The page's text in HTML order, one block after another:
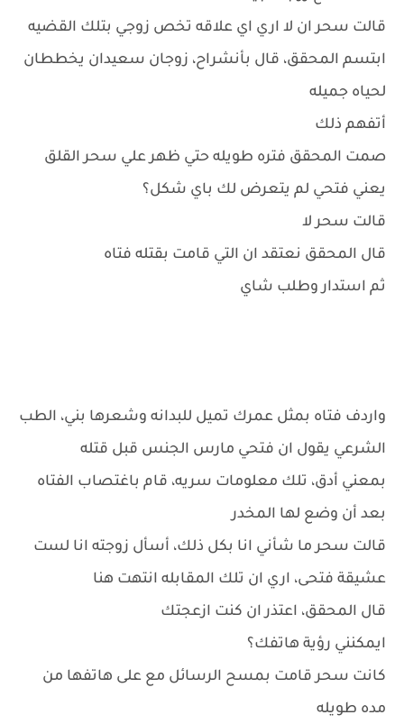
قالت سحر ان لا اري اي علاقه تخص زوجي بتلك القضيه
ابتسم المحقق، قال بأنشراح، زوجان سعيدان يخططان
لحياه جميله
أتفهم ذلك
صمت المحقق فتره طويله حتي ظهر علي سحر القلق
يعني فتحي لم يتعرض لك باي شكل؟
قالت سحر لا
قال المحقق نعتقد ان التي قامت بقتله فتاه
ثم استدار وطلب شاي
واردف فتاه بمثل عمرك تميل للبدانه وشعرها بني، الطب
الشرعي يقول ان فتحي مارس الجنس قبل قتله
بمعني أدق، تلك معلومات سريه، قام باغتصاب الفتاه
بعد أن وضع لها المخدر
قالت سحر ما شأني انا بكل ذلك، أسأل زوجته انا لست
عشيقة فتحى، اري ان تلك المقابله انتهت هنا
قال المحقق، اعتذر ان كنت ازعجتك
ايمكنني رؤية هاتفك؟
كانت سحر قامت بمسح الرسائل مع على هاتفها من
مده طويله